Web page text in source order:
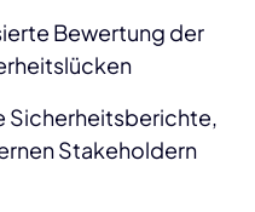
Bewertung der
Sicherheitsberichte,
Stakeholdern